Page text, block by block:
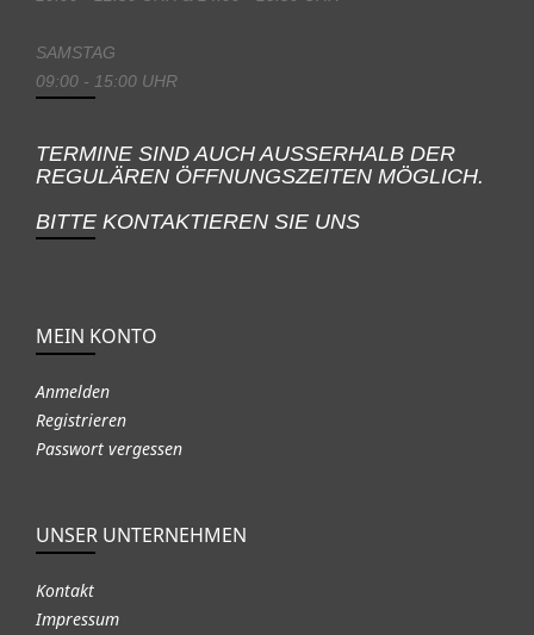
SAMSTAG
09:00 - 15:00 UHR
TERMINE SIND AUCH AUSSERHALB DER
REGULÄREN ÖFFNUNGSZEITEN MÖGLICH.
BITTE KONTAKTIEREN SIE UNS
MEIN KONTO
Anmelden
Registrieren
Passwort vergessen
UNSER UNTERNEHMEN
Kontakt
Impressum